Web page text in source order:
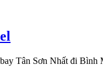
Tân Sơn Nhất đi